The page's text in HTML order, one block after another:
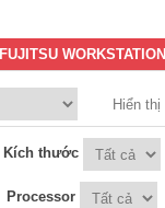
FUJITSU WORKSTATION
Hiển thị
Kích thước
Processor